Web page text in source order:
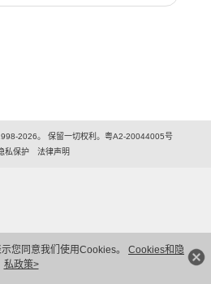
您同意我们使用Cookies。 Cookies和隐
私政策>
2026。 保留一切权利。粤A2-20044005号
私保护
法律声明